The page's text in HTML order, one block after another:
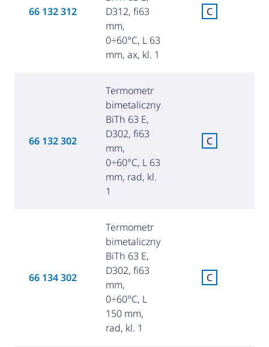
66 132 312
D312, fi63
mm,
0÷60°C, L 63
mm, ax, kl. 1
C
66 132 302
Termometr
bimetaliczny
BiTh 63 E,
D302, fi63
mm,
0÷60°C, L 63
mm, rad, kl.
1
C
66 134 302
Termometr
bimetaliczny
BiTh 63 E,
D302, fi63
mm,
0÷60°C, L
150 mm,
rad, kl. 1
C